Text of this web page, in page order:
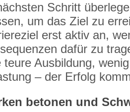
Schritt
um das Ziel zu
erst aktiv an,
dafür zu
teure Ausbildung,
– der Erfolg
betonen und